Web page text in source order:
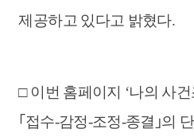
제공하고 있다고 밝혔다.
□ 이번 홈페이지 ‘나의 사
｢접수-감정-조정-종결｣의